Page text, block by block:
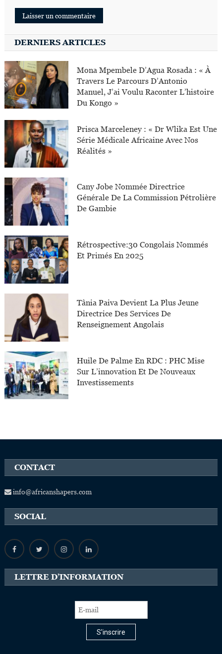
DERNIERS ARTICLES
Mona Mpembele D’Agua Rosada : « À
Travers Le Parcours D’Antonio
Manuel, J’ai Voulu Raconter L’histoire
Du Kongo »
Prisca Marceleney : « Dr Wlika Est Une
Série Médicale Africaine Avec Nos
Réalités »
Cany Jobe Nommée Directrice
Générale De La Commission Pétrolière
De Gambie
Rétrospective:30 Congolais Nommés
Et Primés En 2025
Tânia Paiva Devient La Plus Jeune
Directrice Des Services De
Renseignement Angolais
Huile De Palme En RDC : PHC Mise
Sur L’innovation Et De Nouveaux
Investissements
CONTACT
info@africanshapers.com
SOCIAL
LETTRE D’INFORMATION
S'inscrire